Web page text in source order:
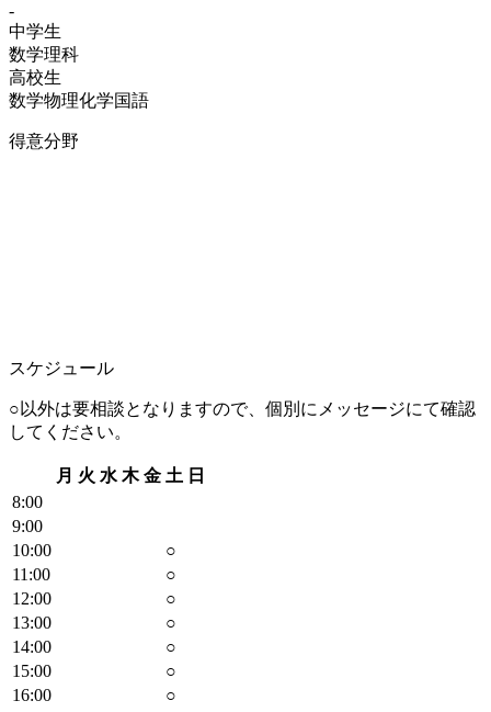
-
中学生
数学理科
高校生
数学物理化学国語
得意分野
スケジュール
○以外は要相談となりますので、個別にメッセージにて確認
してください。
月 火 水 木 金 土 日
8:00
9:00
10:00
○
11 :00
○
12:00
○
13:00
○
14:00
○
15:00
○
16:00
○